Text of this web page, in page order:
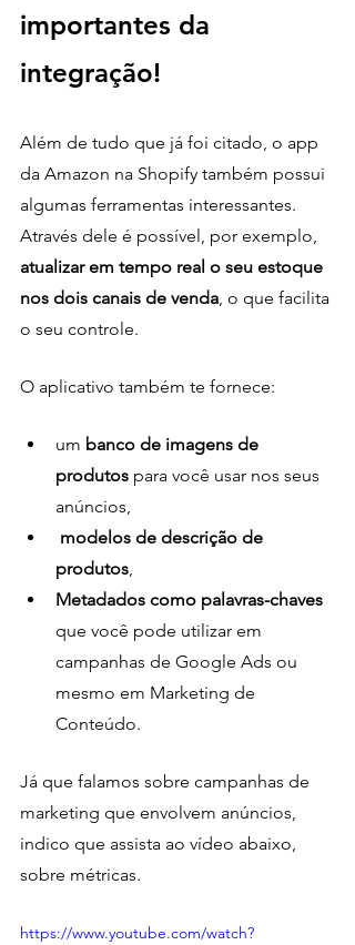
importantes da
integração!
Além de tudo que já foi citado, o app
da Amazon na Shopify também possui
algumas ferramentas interessantes.
Através dele é possível, por exemplo,
atualizar em tempo real o seu estoque
nos dois canais de venda, o que facilita
o seu controle.
O aplicativo também te fornece:
um banco de imagens de
produtos para você usar nos seus
anúncios,
modelos de descrição de
produtos,
Metadados como palavras-chaves
que você pode utilizar em
campanhas de Google Ads ou
mesmo em Marketing de
Conteúdo.
Já que falamos sobre campanhas de
marketing que envolvem anúncios,
indico que assista ao vídeo abaixo,
sobre métricas.
https://www.youtube.com/watch?